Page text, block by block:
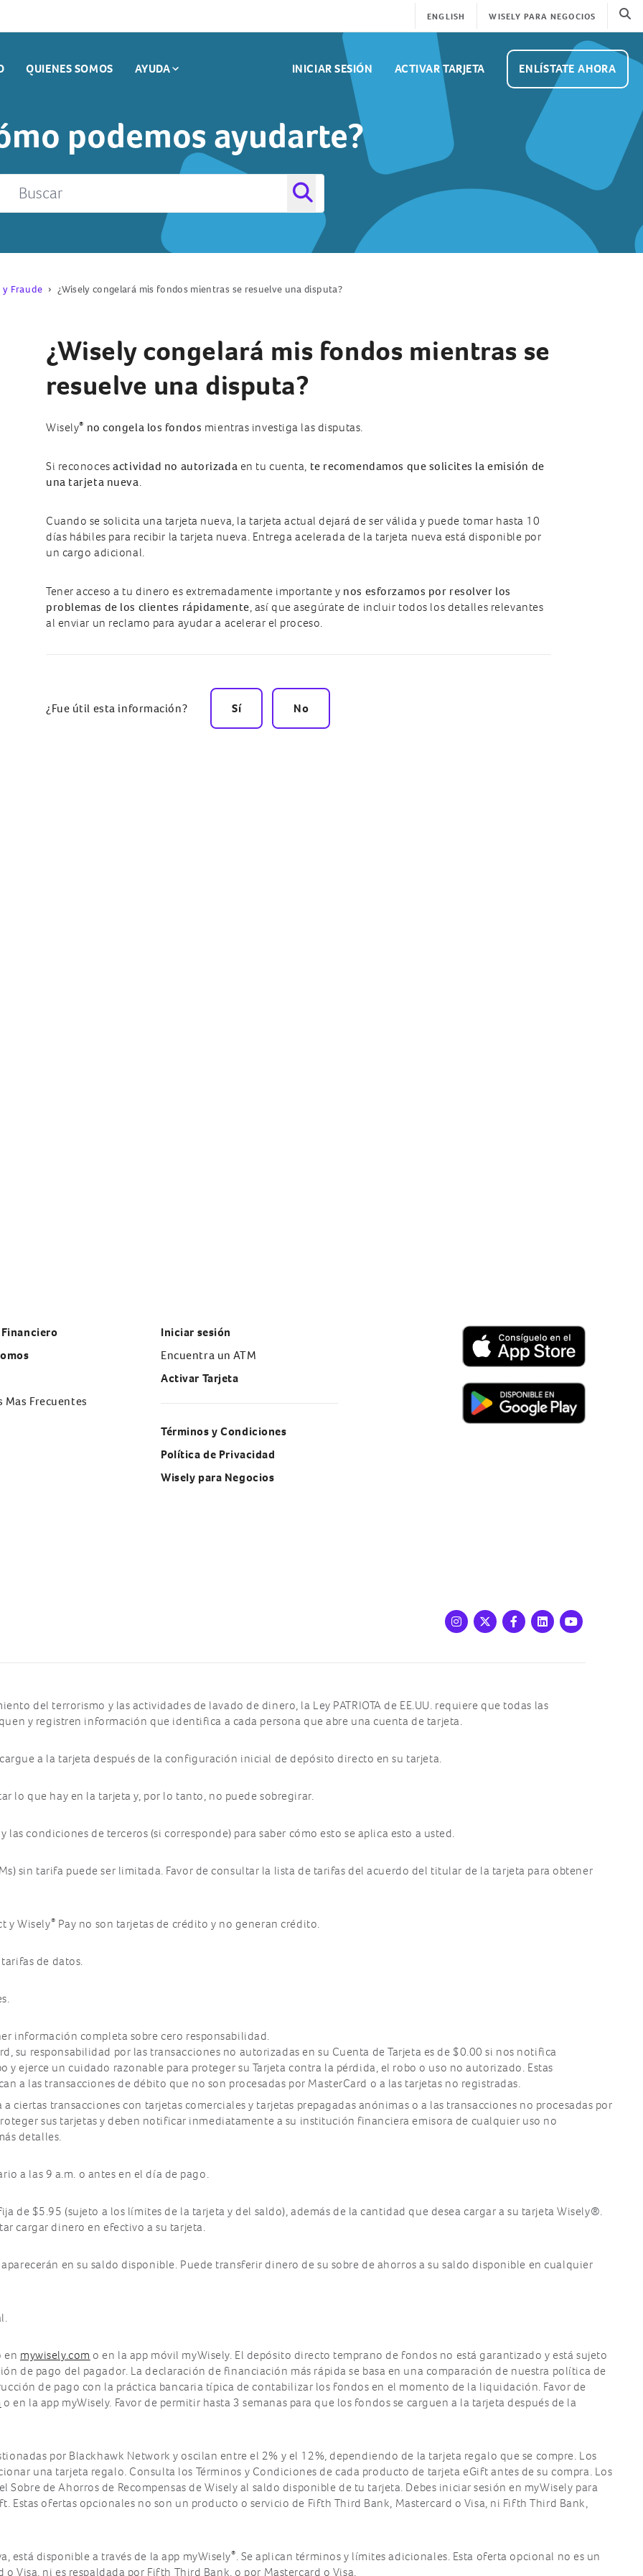
ENGLISH WISELY PARA NEGOCIOS
Ocultas
Mover Dinero
QUIENES SOMOS AYUDA INICIAR SESIÓN ACTIVAR TARJETA ENLÍSTATE AHORA
podemos ayudarte?
Fraude ¿Wisely congelará mis fondos mientras se resuelve una disputa?
¿Wisely congelará mis fondos mientras se
resuelve una disputa?
Wisely® no congela los fondos mientras investiga las disputas.
Si reconocesactividad no autorizada en tu cuenta, te recomendamos que solicites la emisión de
una tarjeta nueva.
Cuando se solicita una tarjeta nueva, la tarjeta actual dejará de ser válida y puede tomar hasta 10
días hábiles para recibir la tarjeta nueva. Entrega acelerada de la tarjeta nueva está disponible por
un cargo adicional.
Tener acceso a tu dinero es extremadamente importante y nos esforzamos por resolver los
problemas de los clientes rápidamente, así que asegúrate de incluir todos los detalles relevantes
al enviar un reclamo para ayudar a acelerar el proceso.
¿Fue útil esta información? Sí No
Mas Frecuentes
Iniciar sesión
Encuentra un ATM
Activar Tarjeta
Términos y Condiciones
Política de Privacidad
Wisely para Negocios
Instagram
X Facebook
LinkedIn
Youtube
del terrorismo y las actividades de lavado de dinero, la Ley PATRIOTA de EE.UU. requiere que todas las
y registren información que identifica a cada persona que abre una cuenta de tarjeta.
a la tarjeta después de la configuración inicial de depósito directo en su tarjeta.
lo que hay en la tarjeta y, por lo tanto, no puede sobregirar.
condiciones de terceros (si corresponde) para saber cómo esto se aplica esto a usted.
sin tarifa puede ser limitada. Favor de consultar la lista de tarifas del acuerdo del titular de la tarjeta para obtener
y Wisely® Pay no son tarjetas de crédito y no generan crédito.
de datos.
información completa sobre cero responsabilidad.
su responsabilidad por las transacciones no autorizadas en su Cuenta de Tarjeta es de $0.00 si nos notifica
ejerce un cuidado razonable para proteger su Tarjeta contra la pérdida, el robo o uso no autorizado. Estas
a las transacciones de débito que no son procesadas por MasterCard o a las tarjetas no registradas.
ciertas transacciones con tarjetas comerciales y tarjetas prepagadas anónimas o a las transacciones no procesadas por
sus tarjetas y deben notificar inmediatamente a su institución financiera emisora de cualquier uso no
detalles.
a las 9 a.m. o antes en el día de pago.
de $5.95 (sujeto a los límites de la tarjeta y del saldo), además de la cantidad que desea cargar a su tarjeta Wisely®.
cargar dinero en efectivo a su tarjeta.
en su saldo disponible. Puede transferir dinero de su sobre de ahorros a su saldo disponible en cualquier
en mywisely.com o en la app móvil myWisely. El depósito directo temprano de fondos no está garantizado y está sujeto
de pago del pagador. La declaración de financiación más rápida se basa en una comparación de nuestra política de
de pago con la práctica bancaria típica de contabilizar los fondos en el momento de la liquidación. Favor de
o en la app myWisely. Favor de permitir hasta 3 semanas para que los fondos se carguen a la tarjeta después de la
por Blackhawk Network y oscilan entre el 2% y el 12%, dependiendo de la tarjeta regalo que se compre. Los
una tarjeta regalo. Consulta los Términos y Condiciones de cada producto de tarjeta eGift antes de su compra. Los
de Ahorros de Recompensas de Wisely al saldo disponible de tu tarjeta. Debes iniciar sesión en myWisely para
Estas ofertas opcionales no son un producto o servicio de Fifth Third Bank, Mastercard o Visa, ni Fifth Third Bank,
está disponible a través de la app myWisely®. Se aplican términos y límites adicionales. Esta oferta opcional no es un
Visa, ni es respaldada por Fifth Third Bank, o por Mastercard o Visa.